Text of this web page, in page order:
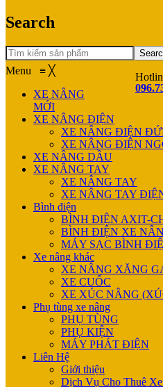
Search
Menu ≡ ╳
XE NÂNG
MỚI
XE NÂNG ĐIỆN
XE NÂNG ĐIỆN
XE NÂNG ĐIỆN
XE NÂNG DẦU
XE NÂNG TAY
XE NÂNG TAY
XE NÂNG TAY
Bình điện
BÌNH ĐIỆN AXIT-
BÌNH ĐIỆN XE
MÁY SẠC BÌNH
Xe nâng khác
XE NÂNG XĂNG
XE CUỐC
XE XÚC NÂNG
Phụ tùng xe nâng
PHỤ TÙNG
PHỤ KIỆN
MÁY PHÁT ĐIỆN
Liên Hệ
Giới thiệu
Dịch Vụ Cho Thuê